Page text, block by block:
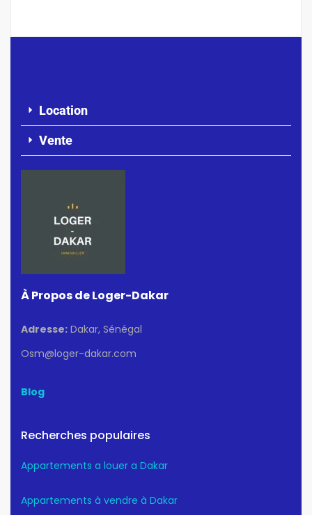
Location
Vente
À Propos de Loger-Dakar
Adresse: Dakar, Sénégal
Osm@loger-dakar.com
Blog
Recherches populaires
Appartements a louer a Dakar
Appartements à vendre à Dakar